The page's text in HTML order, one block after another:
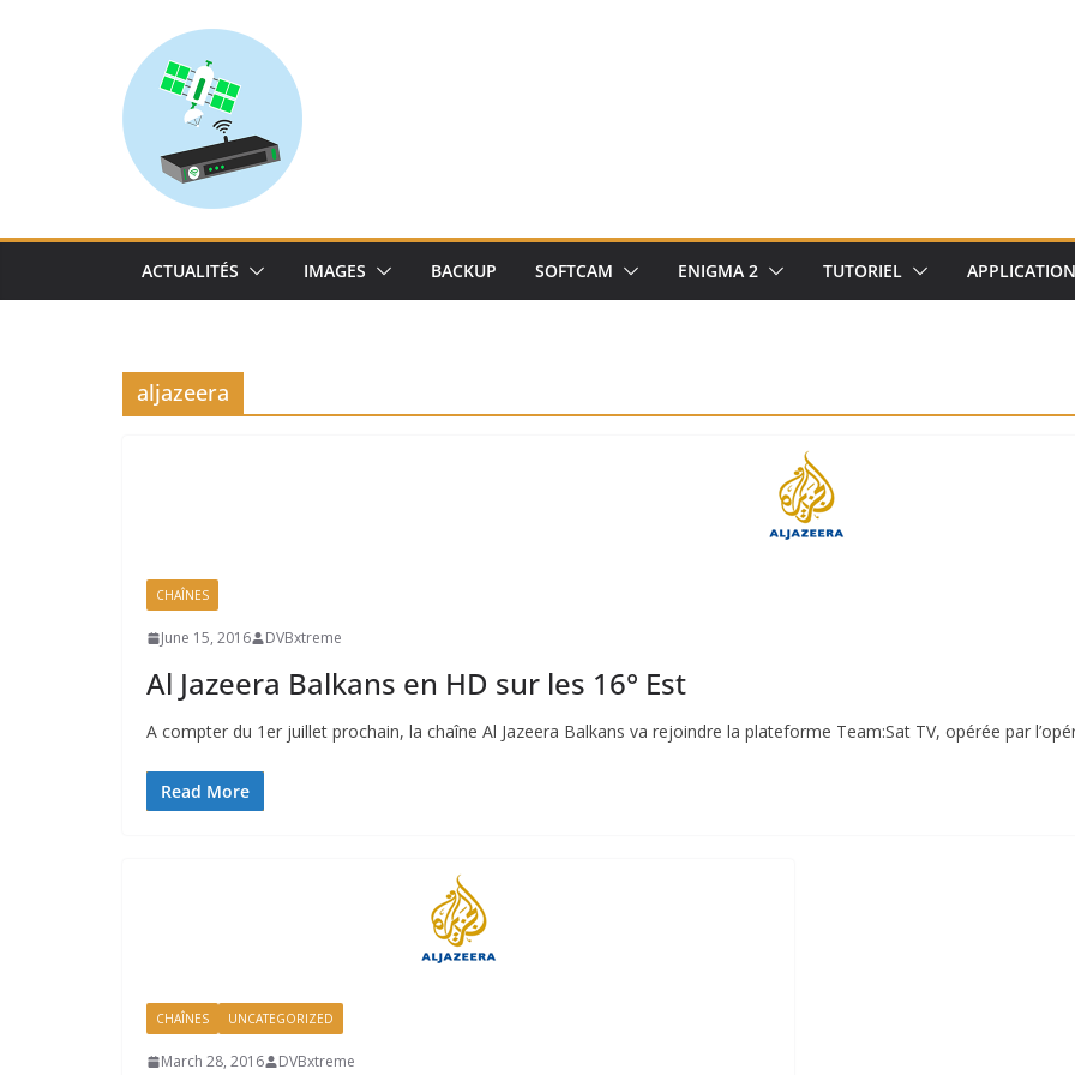
ACTUALITÉS IMAGES BACKUP SOFTCAM ENIGMA 2 TUTORIEL
aljazeera
CHAÎNES
June 15, 2016 DVBxtreme
Al Jazeera Balkans en HD sur les 16° Est
A compter du 1er juillet prochain, la chaîne Al Jazeera Balkans va rejoindre la plateforme Team:Sat TV, opérée par
Read More
CHAÎNES UNCATEGORIZED
March 28, 2016 DVBxtreme